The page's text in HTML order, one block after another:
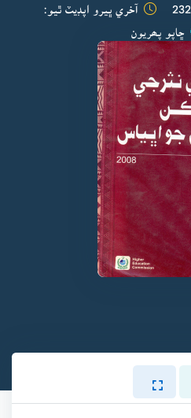
232 آخري ڀيرو اپڊيٽ ٿيو:
ڇاپو پھريون